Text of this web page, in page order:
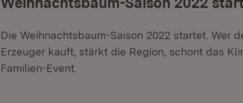
Die Weihnachtsbaum-Saison 2022 startet. Wer
Erzeuger kauft, stärkt die Region, schont das
Familien-Event.